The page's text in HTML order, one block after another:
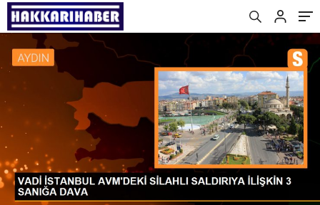
istemiyle dava açıldı
Japon Tasarımı’ sergisi açıldı